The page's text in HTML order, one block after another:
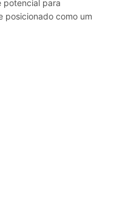
potencial para
posicionado como um